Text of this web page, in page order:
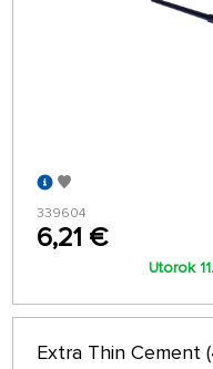
339604
6,21 €
Utorok
Extra Thin Cement